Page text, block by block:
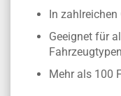
In
Geeignet für
Fahrzeugtypen
Mehr als 100